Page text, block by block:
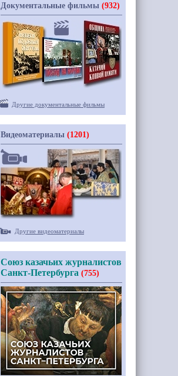
Документальные фильмы (932)
Другие документальные фильмы
Видеоматериалы (1201)
Другие видеоматериалы
Союз казачьих журналистов
Санкт-Петербурга (755)